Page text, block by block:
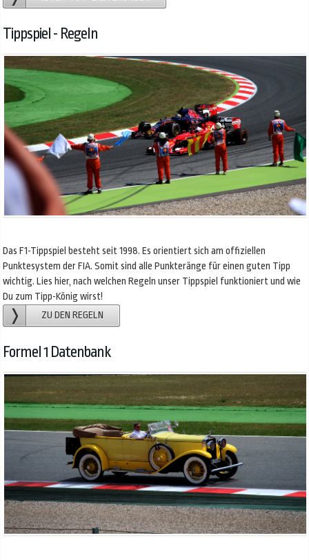
Tippspiel - Regeln
Das F1-Tippspiel besteht seit 1998. Es orientiert sich am offiziellen
Punktesystem der FIA. Somit sind alle Punkteränge für einen guten Tipp
wichtig. Lies hier, nach welchen Regeln unser Tippspiel funktioniert und wie
Du zum Tipp-König wirst!
ZU DEN REGELN
Formel 1 Datenbank